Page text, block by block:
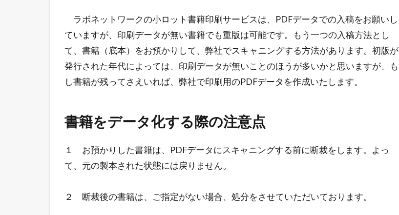
ラボネットワークの小ロット書籍印刷サービスは、PDFデータでの入稿をお願いし
ていますが、印刷データが無い書籍でも重版は可能です。もう一つの入稿方法とし
て、書籍（底本）をお預かりして、弊社でスキャニングする方法があります。初版が
発行された年代によっては、印刷データが無いことのほうが多いかと思いますが、も
し書籍が残ってさえいれば、弊社で印刷用のPDFデータを作成いたします。
書籍をデータ化する際の注意点
１ お預かりした書籍は、PDFデータにスキャニングする前に断裁をします。よっ
て、元の製本された状態には戻りません。
２ 断裁後の書籍は、ご指定がない場合、処分をさせていただいております。